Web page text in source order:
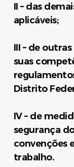
II – das
aplicáveis;
III – de
suas
Distrito
IV – de
segurança
convenções
trabalho.